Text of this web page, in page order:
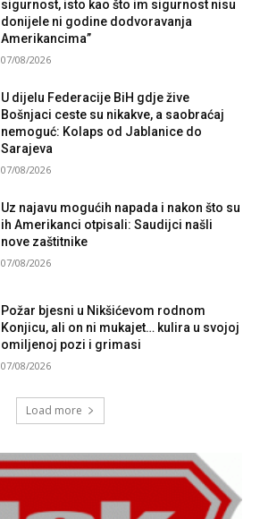
sigurnost, isto kao što im sigurnost nisu
donijele ni godine dodvoravanja
Amerikancima”
07/08/2026
U dijelu Federacije BiH gdje žive
Bošnjaci ceste su nikakve, a saobraćaj
nemoguć: Kolaps od Jablanice do
Sarajeva
07/08/2026
Uz najavu mogućih napada i nakon što su
ih Amerikanci otpisali: Saudijci našli
nove zaštitnike
07/08/2026
Požar bjesni u Nikšićevom rodnom
Konjicu, ali on ni mukajet… kulira u svojoj
omiljenoj pozi i grimasi
07/08/2026
Load more